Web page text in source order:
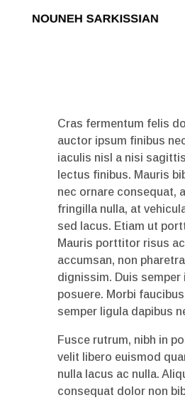
Cras fermentum felis
auctor ipsum finibus
iaculis nisl a nisi
lectus finibus. Mauris
nec ornare consequat,
fringilla nulla, at
sed lacus. Etiam ut
Mauris porttitor risus
accumsan, non
dignissim. Duis semper
posuere. Morbi
semper ligula dapibus
Fusce rutrum, nibh in
velit libero euismod
nulla lacus ac nulla.
consequat dolor non